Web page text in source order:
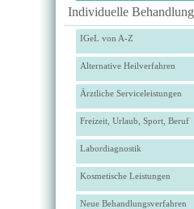
Individuelle Behandlung
IGeL von A-Z
Alternative Heilverfahren
Ärztliche Serviceleistungen
Freizeit, Urlaub, Sport, Beruf
Labordiagnostik
Kosmetische Leistungen
Neue Behandlungsverfahren